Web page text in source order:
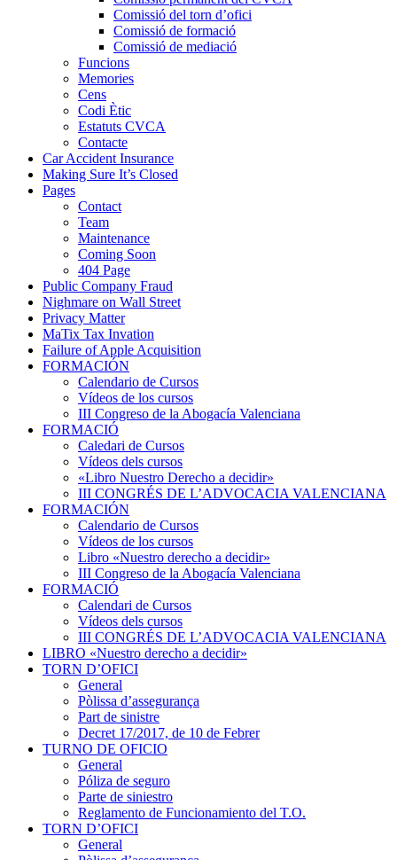
Comissió del torn d’ofici
Comissió de formació
Comissió de mediació
Funcions
Memories
Cens
Codi Ètic
Estatuts CVCA
Contacte
Car Accident Insurance
Making Sure It’s Closed
Pages
Contact
Team
Maintenance
Coming Soon
404 Page
Public Company Fraud
Nighmare on Wall Street
Privacy Matter
MaTix Tax Invation
Failure of Apple Acquisition
FORMACIÓN
Calendario de Cursos
Vídeos de los cursos
III Congreso de la Abogacía Valenciana
FORMACIÓ
Caledari de Cursos
Vídeos dels cursos
«Libro Nuestro Derecho a decidir»
III CONGRÉS DE L’ADVOCACIA VALENCIANA
FORMACIÓN
Calendario de Cursos
Vídeos de los cursos
Libro «Nuestro derecho a decidir»
III Congreso de la Abogacía Valenciana
FORMACIÓ
Calendari de Cursos
Vídeos dels cursos
III CONGRÉS DE L’ADVOCACIA VALENCIANA
LIBRO «Nuestro derecho a decidir»
TORN D’OFICI
General
Pòlissa d’assegurança
Part de sinistre
Decret 17/2017, de 10 de Febrer
TURNO DE OFICIO
General
Póliza de seguro
Parte de siniestro
Reglamento de Funcionamiento del T.O.
TORN D’OFICI
General